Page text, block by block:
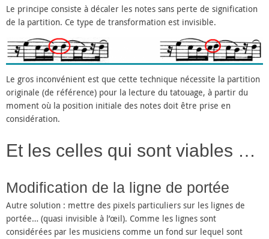
Le principe consiste à décaler les notes sans perte de signification
de la partition. Ce type de transformation est invisible.
Le gros inconvénient est que cette technique nécessite la partition
originale (de référence) pour la lecture du tatouage, à partir du
moment où la position initiale des notes doit être prise en
considération.
Et les celles qui sont viables …
Modification de la ligne de portée
Autre solution : mettre des pixels particuliers sur les lignes de
portée… (quasi invisible à l’œil). Comme les lignes sont
considérées par les musiciens comme un fond sur lequel sont